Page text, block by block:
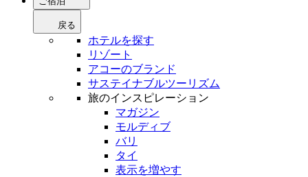
戻る
ホテルを探す
リゾート
アコーのブランド
サステイナブルツーリズム
旅のインスピレーション
マガジン
モルディブ
バリ
タイ
表示を増やす